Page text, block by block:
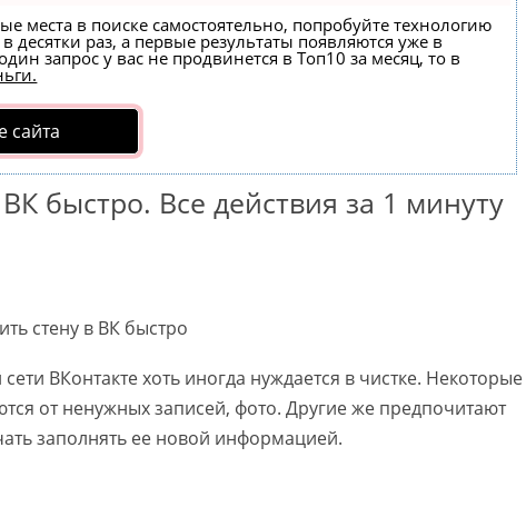
места в поиске самостоятельно, попробуйте технологию
десятки раз, а первые результаты появляются уже в
запрос у вас не продвинется в Топ10 за месяц, то в
сайта
быстро. Все действия за 1 минуту
ВКонтакте хоть иногда нуждается в чистке. Некоторые
от ненужных записей, фото. Другие же предпочитают
заполнять ее новой информацией.